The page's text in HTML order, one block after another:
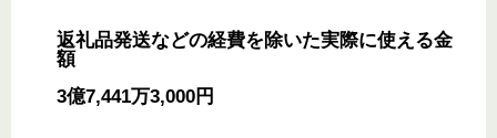
返礼品発送などの経費を除いた実際に使える金
額
3億7,441万3,000円